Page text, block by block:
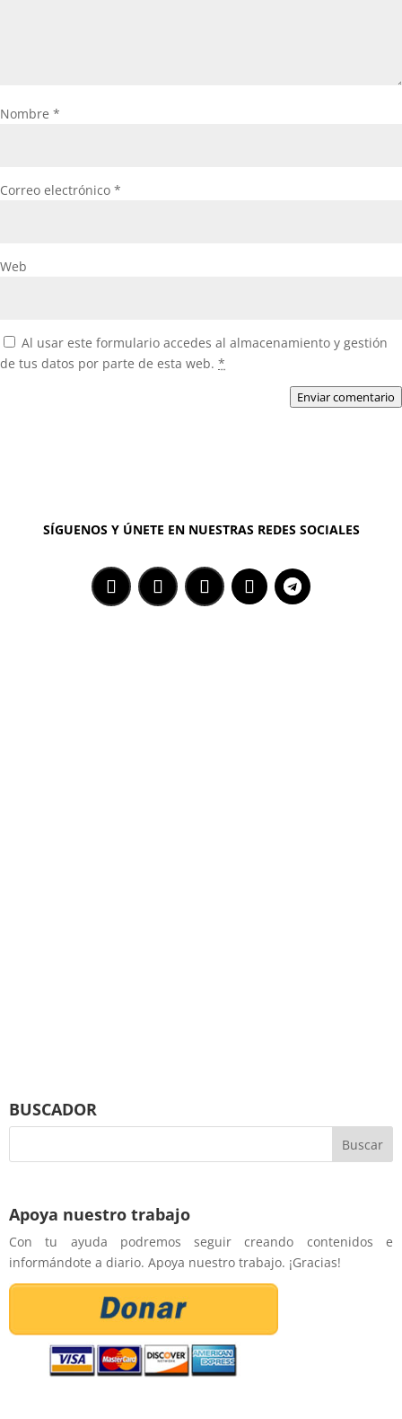
Nombre *
Correo electrónico *
Web
Al usar este formulario accedes al almacenamiento y gestión
de tus datos por parte de esta web. *
Enviar comentario
SÍGUENOS Y ÚNETE EN NUESTRAS REDES SOCIALES
BUSCADOR
Apoya nuestro trabajo
Con tu ayuda podremos seguir creando contenidos e
informándote a diario. Apoya nuestro trabajo. ¡Gracias!